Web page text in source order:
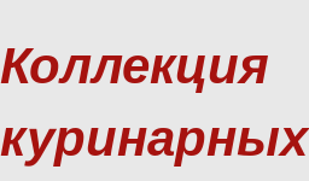
Коллекция
куринарных